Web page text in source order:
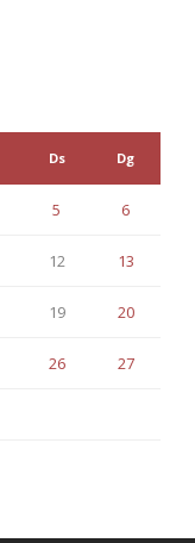
Ds Dg
5 6
12 13
19 20
26 27